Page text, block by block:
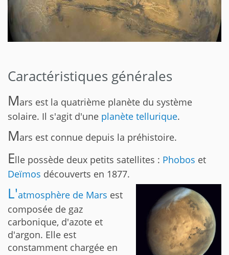
Caractéristiques générales
Mars est la quatrième planète du système
solaire. Il s'agit d'une planète tellurique.
Mars est connue depuis la préhistoire.
Elle possède deux petits satellites : Phobos et
Deïmos découverts en 1877.
L'atmosphère de Mars est
composée de gaz
carbonique, d'azote et
d'argon. Elle est
constamment chargée en